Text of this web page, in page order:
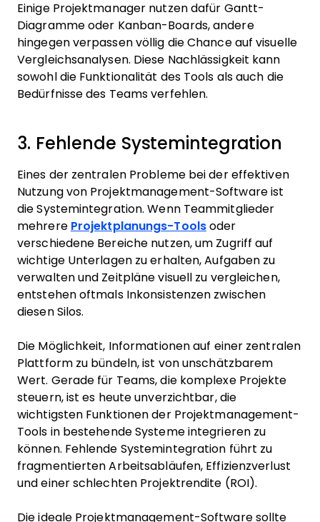
Einige Projektmanager nutzen dafür Gantt-
Diagramme oder Kanban-Boards, andere
hingegen verpassen völlig die Chance auf visuelle
Vergleichsanalysen. Diese Nachlässigkeit kann
sowohl die Funktionalität des Tools als auch die
Bedürfnisse des Teams verfehlen.
3. Fehlende Systemintegration
Eines der zentralen Probleme bei der effektiven
Nutzung von Projektmanagement-Software ist
die Systemintegration. Wenn Teammitglieder
mehrere Projektplanungs-Toolsoder
verschiedene Bereiche nutzen, um Zugriff auf
wichtige Unterlagen zu erhalten, Aufgaben zu
verwalten und Zeitpläne visuell zu vergleichen,
entstehen oftmals Inkonsistenzen zwischen
diesen Silos.
Die Möglichkeit, Informationen auf einer zentralen
Plattform zu bündeln, ist von unschätzbarem
Wert. Gerade für Teams, die komplexe Projekte
steuern, ist es heute unverzichtbar, die
wichtigsten Funktionen der Projektmanagement-
Tools in bestehende Systeme integrieren zu
können. Fehlende Systemintegration führt zu
fragmentierten Arbeitsabläufen, Effizienzverlust
und einer schlechten Projektrendite (ROI).
Die ideale Projektmanagement-Software sollte